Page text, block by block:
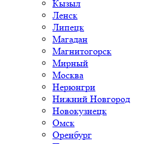
Кызыл
Ленск
Липецк
Магадан
Магнитогорск
Мирный
Москва
Нерюнгри
Нижний Новгород
Новокузнецк
Омск
Оренбург